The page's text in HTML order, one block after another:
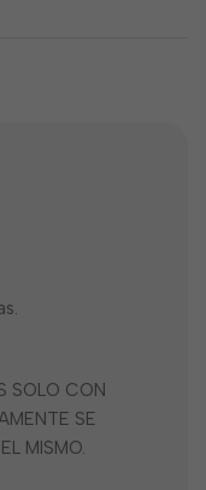
SOLO CON
SE
MISMO.